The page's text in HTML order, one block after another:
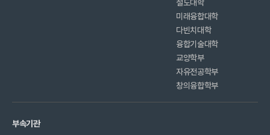
철도대학
미래융합대학
다빈치대학
융합기술대학
교양학부
자유전공학부
창의융합학부
부속기관